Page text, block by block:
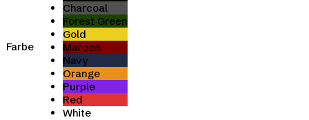
Farbe
Charcoal
Forest Green
Gold
Maroon
Navy
Orange
Purple
Red
White